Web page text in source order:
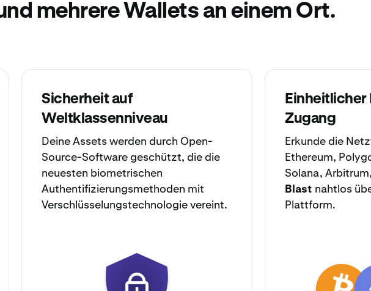
mehrere Wallets an einem Ort.
Sicherheit auf
Weltklassenniveau
Deine Assets werden durch Open-
Source-Software geschützt, die die
neuesten biometrischen
Authentifizierungsmethoden mit
Verschlüsselungstechnologie vereint.
Zugang
Erkunde die
Ethereum,
Solana, Arbitrum,
Blast nahtlos
Plattform.